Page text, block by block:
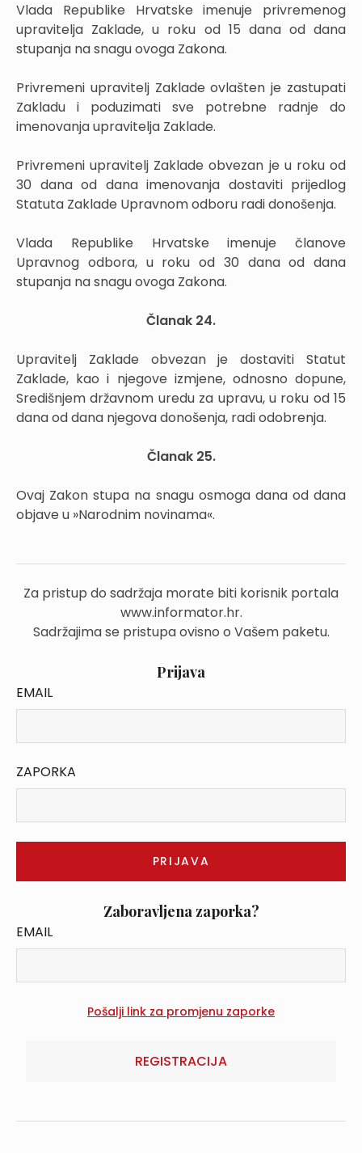
Vlada Republike Hrvatske imenuje privremenog
upravitelja Zaklade, u roku od 15 dana od dana
stupanja na snagu ovoga Zakona.
Privremeni upravitelj Zaklade ovlašten je zastupati
Zakladu i poduzimati sve potrebne radnje do
imenovanja upravitelja Zaklade.
Privremeni upravitelj Zaklade obvezan je u roku od
30 dana od dana imenovanja dostaviti prijedlog
Statuta Zaklade Upravnom odboru radi donošenja.
Vlada Republike Hrvatske imenuje članove
Upravnog odbora, u roku od 30 dana od dana
stupanja na snagu ovoga Zakona.
Članak 24.
Upravitelj Zaklade obvezan je dostaviti Statut
Zaklade, kao i njegove izmjene, odnosno dopune,
Središnjem državnom uredu za upravu, u roku od 15
dana od dana njegova donošenja, radi odobrenja.
Članak 25.
Ovaj Zakon stupa na snagu osmoga dana od dana
objave u »Narodnim novinama«.
Za pristup do sadržaja morate biti korisnik portala
www.informator.hr.
Sadržajima se pristupa ovisno o Vašem paketu.
Prijava
EMAIL
ZAPORKA
Zaboravljena zaporka?
EMAIL
REGISTRACIJA